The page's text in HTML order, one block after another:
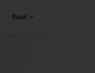
Ещё